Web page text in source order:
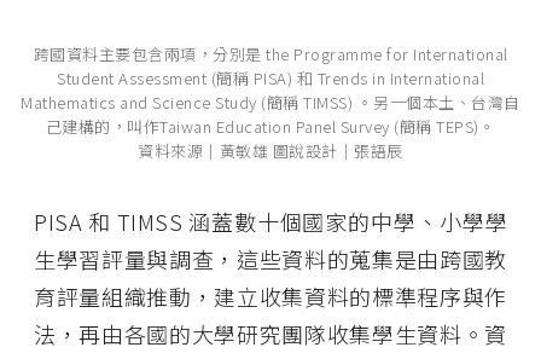
跨國資料主要包含兩項，分別是 the Programme for International
Student Assessment (簡稱 PISA) 和 Trends in International
Mathematics and Science Study (簡稱 TIMSS) 。另一個本土、台灣自
己建構的，叫作Taiwan Education Panel Survey (簡稱 TEPS)。
資料來源│黃敏雄 圖說設計│張語辰
PISA 和 TIMSS 涵蓋數十個國家的中學、小學學
生學習評量與調查，這些資料的蒐集是由跨國教
育評量組織推動，建立收集資料的標準程序與作
法，再由各國的大學研究團隊收集學生資料。資